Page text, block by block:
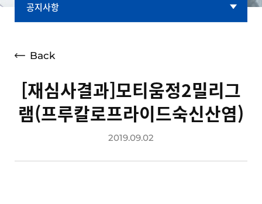
공지사항
광고소개
공지사항
고객지원
Back
[재심사결과]모티움정2밀리그
램(프루칼로프라이드숙신산염)
2019.09.02